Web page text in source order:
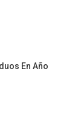
En Año